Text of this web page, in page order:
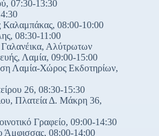
07:30-13:30
Καλαμπάκας, 08:00-10:00
08:30-11:00
Αλύτρωτων
Λαμία, 09:00-15:00
Λαμία-Χώρος Εκδοτηρίων,
26, 08:30-15:30
Πλατεία Δ. Μάκρη 36,
Γραφείο, 09:00-14:30
Άμφισσας, 08:00-14:00